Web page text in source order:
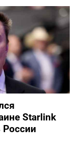
Starlink
России